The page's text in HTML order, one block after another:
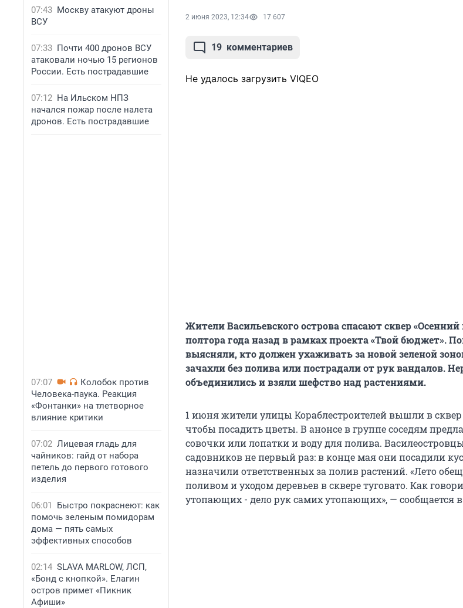
07:43 Москву атакуют дроны
ВСУ
07:33 Почти 400 дронов ВСУ
атаковали ночью 15 регионов
России. Есть пострадавшие
07:12 На Ильском НПЗ
начался пожар после налета
дронов. Есть пострадавшие
07:07
Колобок против
Человека-паука. Реакция
«Фонтанки» на тлетворное
влияние критики
07:02 Лицевая гладь для
чайников: гайд от набора
петель до первого готового
изделия
06:01
Быстро покраснеют: как
помочь зеленым помидорам
дома — пять самых
эффективных способов
02:14 SLAVA MARLOW, ЛСП,
«Бонд с кнопкой». Елагин
остров примет «Пикник
Афиши»
2 июня 2023, 12:34 17 607
19 комментариев
Не удалось загрузить VIQEO
Жители Васильевского острова спасают сквер
полтора года назад в рамках проекта «Твой бюджет».
выясняли, кто должен ухаживать за новой зеленой
зачахли без полива или пострадали от рук вандалов.
объединились и взяли шефство над растениями.
1 июня жители улицы Кораблестроителей вышли в
чтобы посадить цветы. В анонсе в группе соседям
совочки или лопатки и воду для полива.
садовников не первый раз: в конце мая они посадили
назначили ответственных за полив растений. «Лето
поливом и уходом деревьев в сквере туговато. Как
утопающих - дело рук самих утопающих», — сообщается в